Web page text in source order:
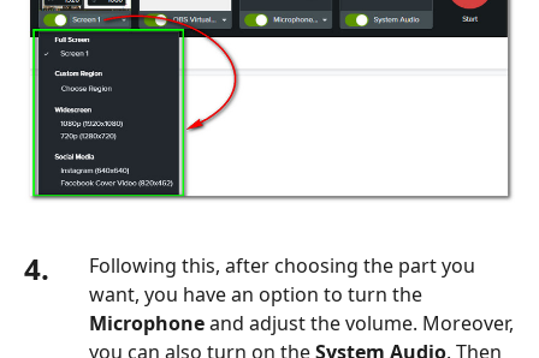
4.
Following this, after choosing the part you
want, you have an option to turn the
Microphoneand adjust the volume. Moreover,
you can also turn on theSystem Audio. Then